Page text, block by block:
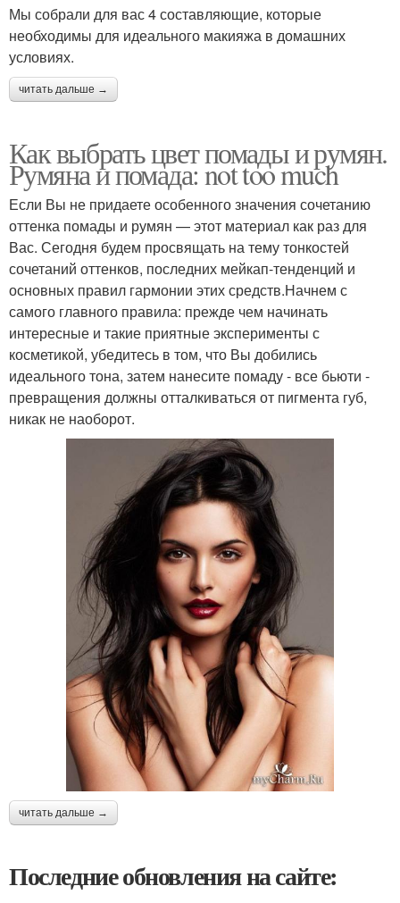
Мы собрали для вас 4 составляющие, которые
необходимы для идеального макияжа в домашних
условиях.
читать дальше →
Как выбрать цвет помады и румян.
Румяна и помада: not too much
Если Вы не придаете особенного значения сочетанию
оттенка помады и румян — этот материал как раз для
Вас. Сегодня будем просвящать на тему тонкостей
сочетаний оттенков, последних мейкап-тенденций и
основных правил гармонии этих средств.Начнем с
самого главного правила: прежде чем начинать
интересные и такие приятные эксперименты с
косметикой, убедитесь в том, что Вы добились
идеального тона, затем нанесите помаду - все бьюти -
превращения должны отталкиваться от пигмента губ,
никак не наоборот.
читать дальше →
Последние обновления на сайте: